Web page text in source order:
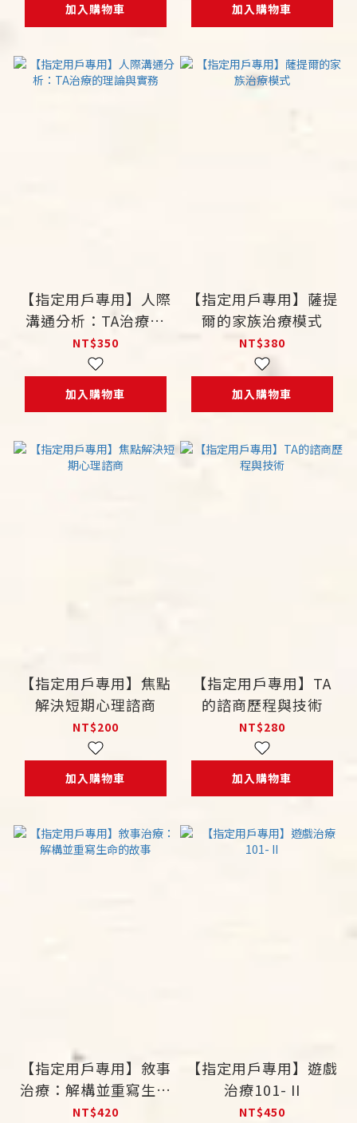
加入購物車 加入購物車
【指定用戶專用】人際
溝通分析：TA治療的
理論與實務
NT$350
加入購物車
【指定用戶專用】薩提
爾的家族治療模式
NT$380
加入購物車
【指定用戶專用】焦點
解決短期心理諮商
NT$200
加入購物車
【指定用戶專用】TA
的諮商歷程與技術
NT$280
加入購物車
【指定用戶專用】敘事
治療：解構並重寫生命
的故事
NT$420
【指定用戶專用】遊戲
治療101- II
NT$450